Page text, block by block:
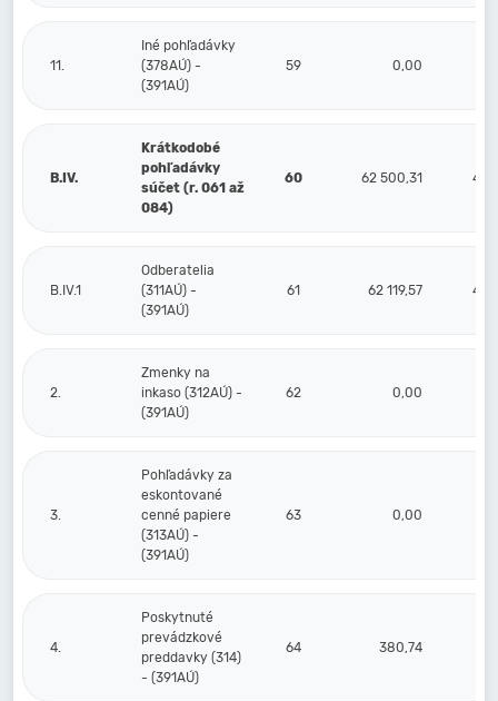
11.
Iné pohľadávky
(378AÚ) -
(391AÚ)
59 0,00
B.IV.
Krátkodobé
pohľadávky
súčet (r. 061 až
084)
60 62 500,31 44
B.IV.1
Odberatelia
(311AÚ) -
(391AÚ)
61 62 119,57 44
2.
Zmenky na
inkaso (312AÚ) -
(391AÚ)
62 0,00
3.
Pohľadávky za
eskontované
cenné papiere
(313AÚ) -
(391AÚ)
63 0,00
4.
Poskytnuté
prevádzkové
preddavky (314)
- (391AÚ)
64 380,74